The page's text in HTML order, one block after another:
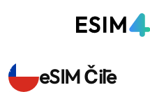
eSIM Čīle